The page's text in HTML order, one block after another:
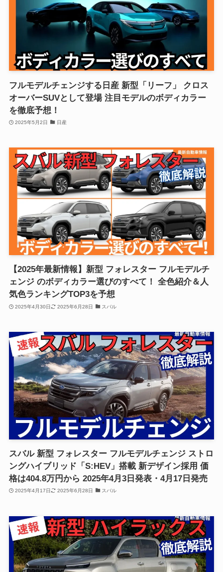
フルモデルチェンジする日産 新型「リーフ」 クロス
オーバーSUVとして登場 注目モデルのボディカラー
を徹底予想！
2025年5月2日 日産
【2025年最新情報】新型 フォレスター フルモデルチ
ェンジ のボディカラー選びのすべて！ 全色紹介＆人
気色ランキングTOP3を予想
2025年4月30日 2025年6月28日 スバル
スバル 新型 フォレスター フルモデルチェンジ ストロ
ングハイブリッド「S:HEV」搭載 新デザイン採用 価
格は404.8万円から 2025年4月3日発表・4月17日発売
2025年4月17日 2025年6月28日 スバル